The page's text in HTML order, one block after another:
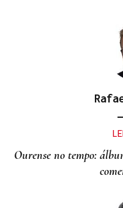
Ourense no tempo: